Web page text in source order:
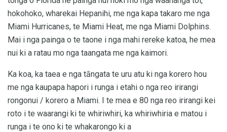
hokohoko, wharekai Hepanihi, me nga kapa takaro me nga
Miami Hurricanes, te Miami Heat, me nga Miami Dolphins.
Mai i nga painga o te taone i nga mahi rereke katoa, he mea
nui ki a ratau mo nga taangata me nga kaimori.
Ka koa, ka taea e nga tāngata te uru atu ki nga korero hou
me nga kaupapa hapori i runga i etahi o nga reo irirangi
rongonui / korero a Miami. I te mea e 80 nga reo irirangi kei
roto i te waarangi ki te whiriwhiri, ka whiriwhiria e matou i
runga i te ono ki te whakarongo ki a